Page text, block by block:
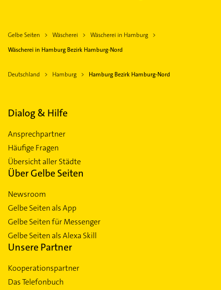
Gelbe Seiten Wäscherei
Wäscherei in Hamburg
Wäscherei in Hamburg Bezirk Hamburg-Nord
Deutschland Hamburg Hamburg Bezirk Hamburg-Nord
Dialog & Hilfe
Ansprechpartner
Häufige Fragen
Übersicht aller Städte
Über Gelbe Seiten
Newsroom
Gelbe Seiten als App
Gelbe Seiten für Messenger
Gelbe Seiten als Alexa Skill
Unsere Partner
Kooperationspartner
Das Telefonbuch